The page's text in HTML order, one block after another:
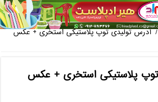
گلخانه به صورت آنلاین
/ آدرس تولیدی توپ پلاستیکی استخری + عکس
پلاستیکی استخری + عکس